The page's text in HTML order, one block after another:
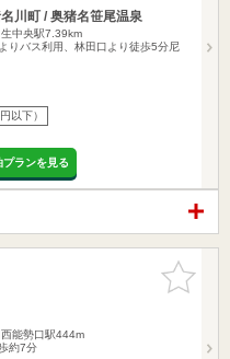
川町 / 奥猪名笹尾温泉
生中央駅7.39km
りバス利用、林田口より徒歩5分尼
以下）
ランを見る
お気に入
りに追加
西能勢口駅444m
約7分